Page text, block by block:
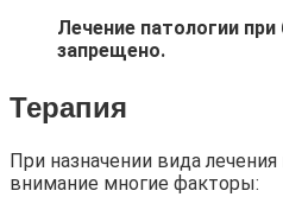
Лечение патологии
запрещено.
Терапия
При назначении вида
внимание многие факторы: